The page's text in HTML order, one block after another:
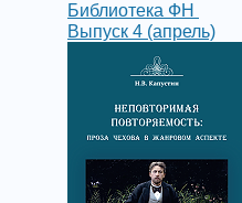
Библиотека ФН
Выпуск 4 (апрель)